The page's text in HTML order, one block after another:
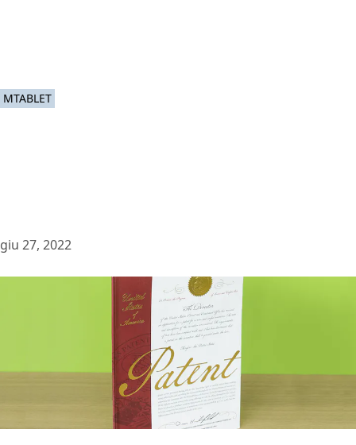
MTABLET
giu 27, 2022